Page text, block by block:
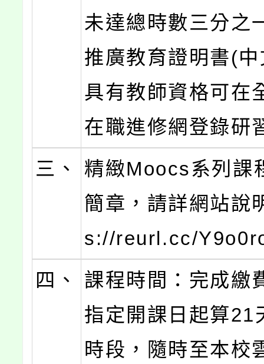
未達總時數三分之
推廣教育證明書(
具有教師資格可在
在職進修網登錄研
三、
精緻Moocs系列課
簡章，請詳網站說
s://reurl.cc/
四、
課程時間：完成繳
指定開課日起算21
時段，隨時至本校